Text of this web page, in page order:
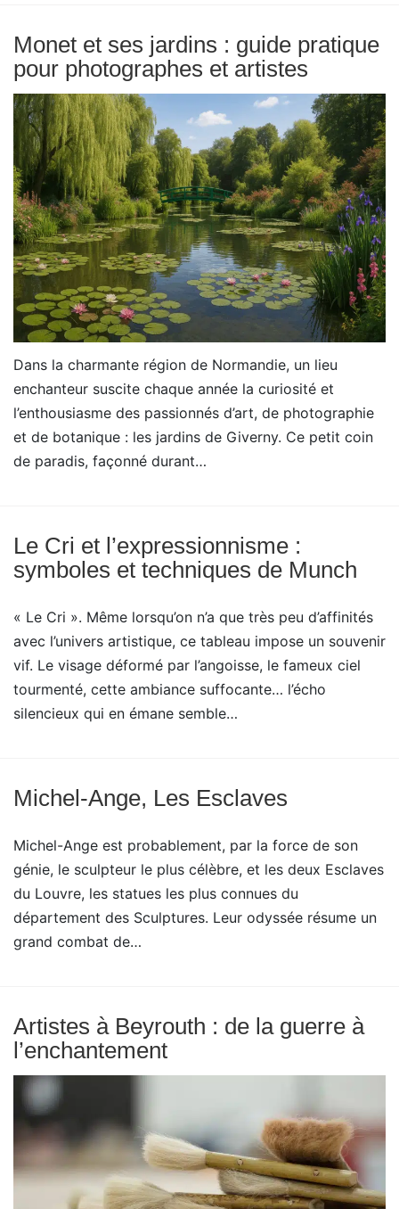
Monet et ses jardins : guide pratique
pour photographes et artistes
Dans la charmante région de Normandie, un lieu
enchanteur suscite chaque année la curiosité et
l’enthousiasme des passionnés d’art, de photographie
et de botanique : les jardins de Giverny. Ce petit coin
de paradis, façonné durant…
Le Cri et l’expressionnisme :
symboles et techniques de Munch
« Le Cri ». Même lorsqu’on n’a que très peu d’affinités
avec l’univers artistique, ce tableau impose un souvenir
vif. Le visage déformé par l’angoisse, le fameux ciel
tourmenté, cette ambiance suffocante… l’écho
silencieux qui en émane semble…
Michel-Ange, Les Esclaves
Michel-Ange est probablement, par la force de son
génie, le sculpteur le plus célèbre, et les deux Esclaves
du Louvre, les statues les plus connues du
département des Sculptures. Leur odyssée résume un
grand combat de…
Artistes à Beyrouth : de la guerre à
l’enchantement